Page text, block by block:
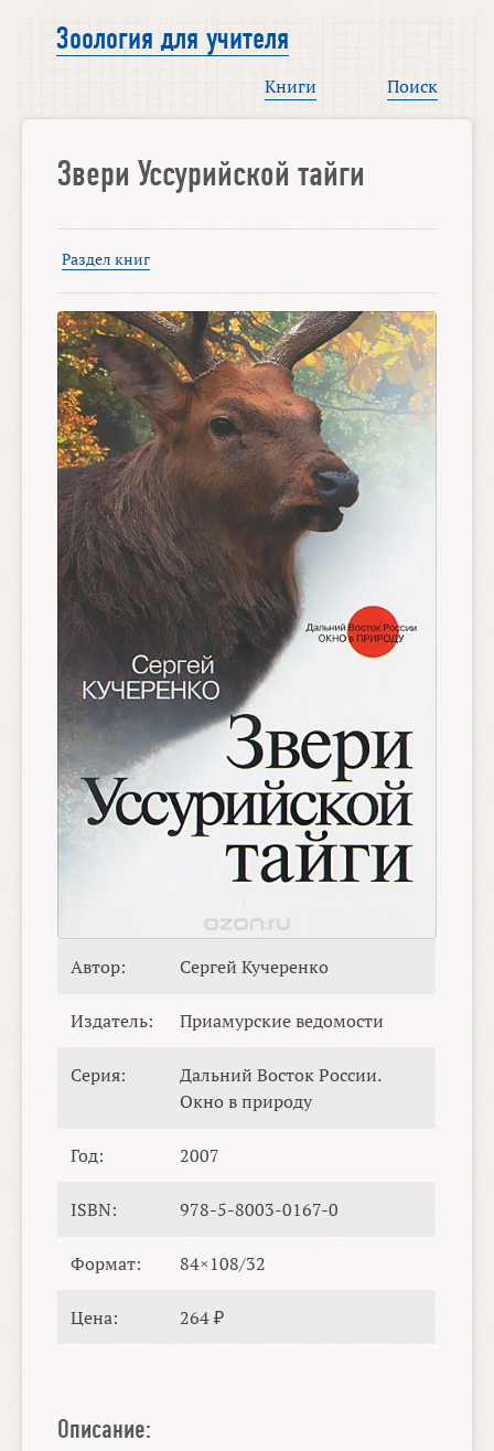
Зоология для учителя
Книги Поиск
Звери Уссурийской тайги
Раздел книг
Автор: Сергей Кучеренко
Издатель: Приамурские ведомости
Серия:
Дальний Восток России.
Окно в природу
Год: 2007
ISBN: 978-5-8003-0167-0
Формат: 84×108/32
Цена: 264 ₽
Описание: